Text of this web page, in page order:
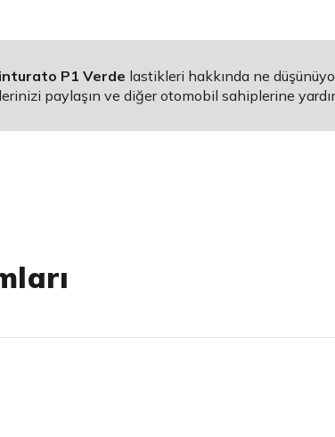
P1 Verde lastikleri hakkında ne
paylaşın ve diğer otomobil sahiplerine